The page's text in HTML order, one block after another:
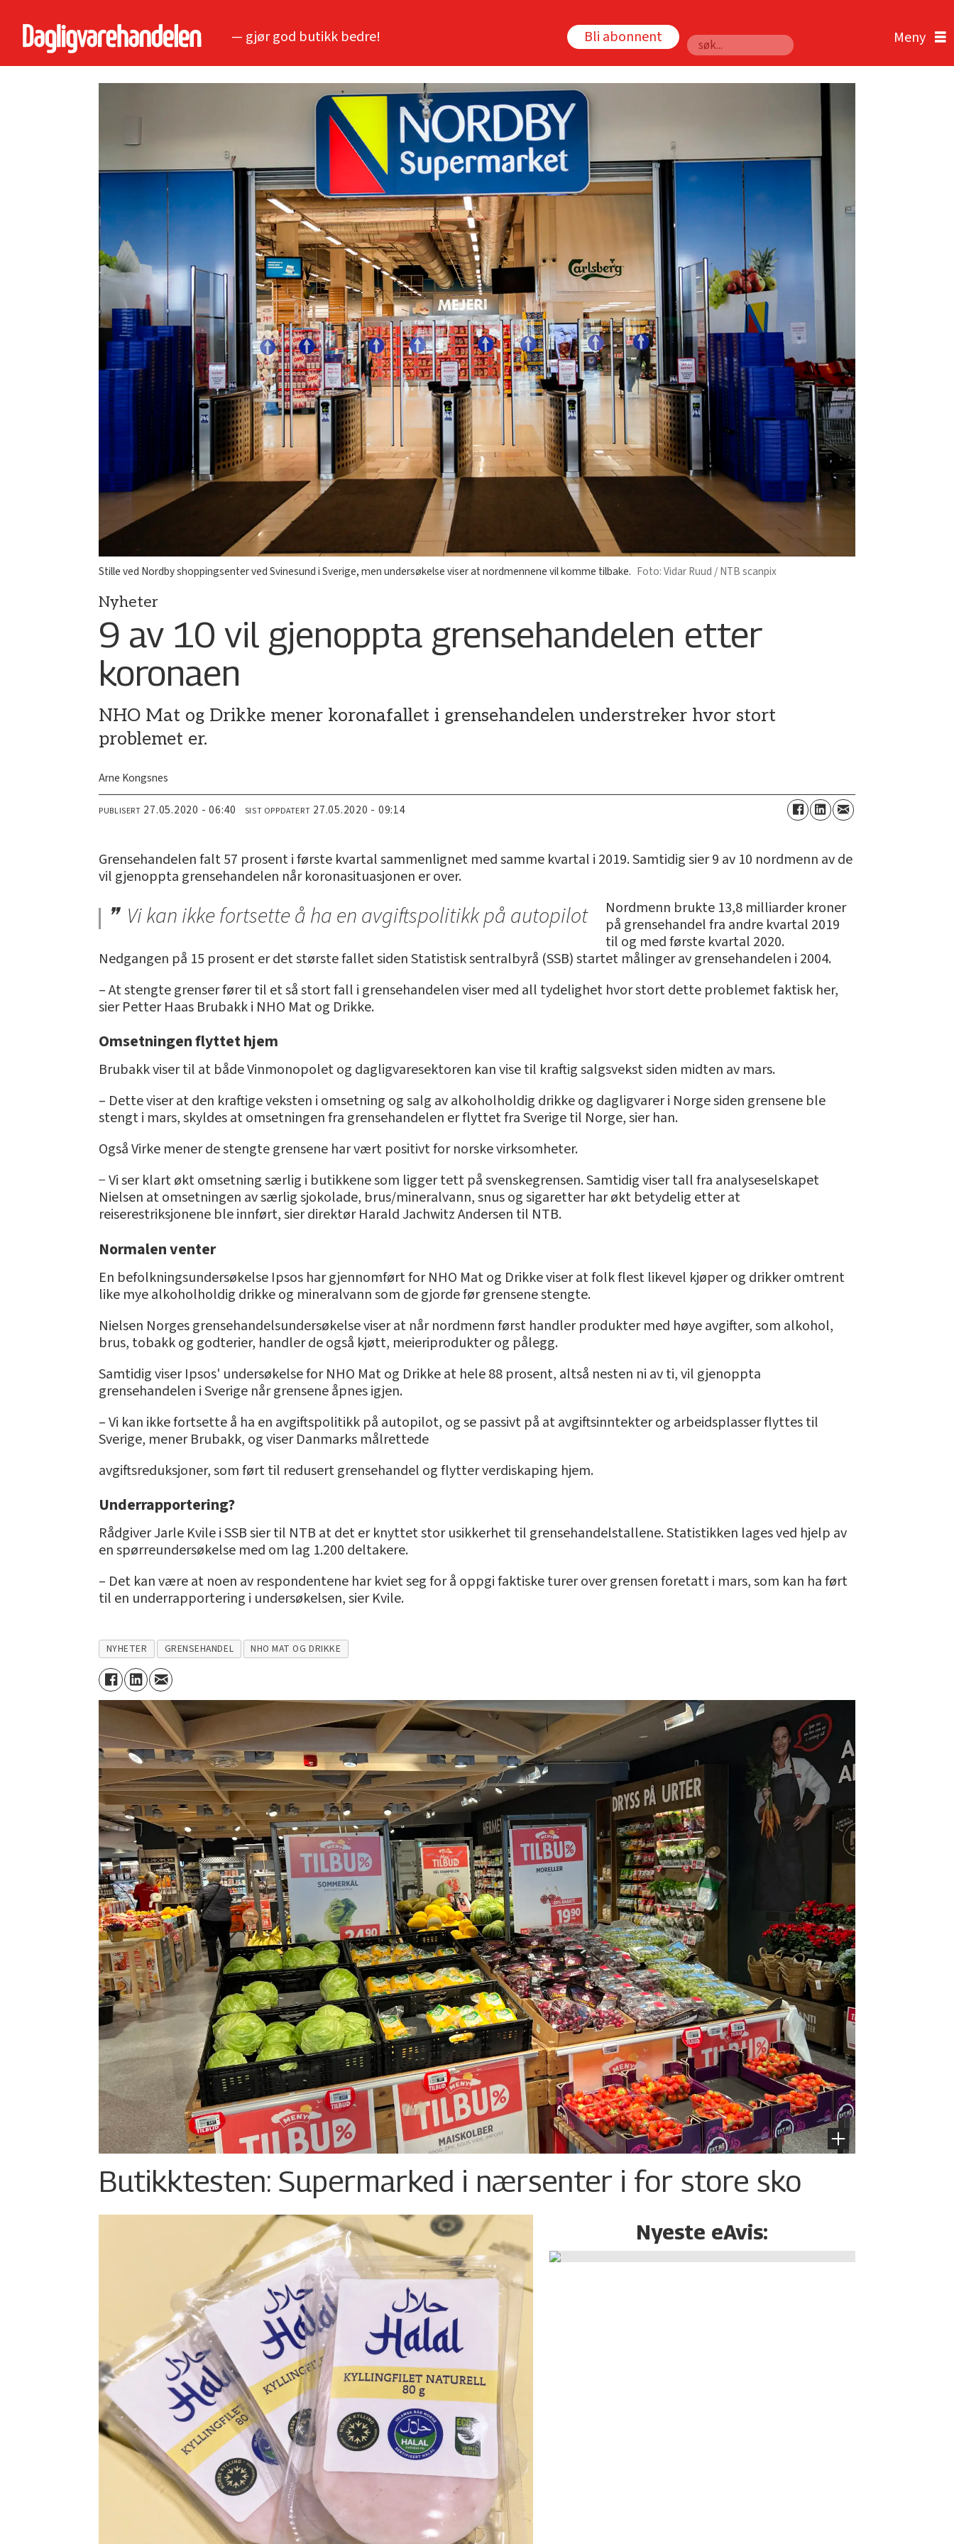
— gjør god butikk bedre! Bli abonnent
Søk
Stille ved Nordby shoppingsenter ved Svinesund i Sverige, men undersøkelse viser at nordmennene vil komme tilbake. Vidar Ruud / NTB scanpix
Nyheter
9 av 10 vil gjenoppta grensehandelen etter
koronaen
NHO Mat og Drikke mener koronafallet i grensehandelen understreker hvor stort
problemet er.
Arne Kongsnes
PUBLISERT 27.05.2020 - 06:40 SIST OPPDATERT 27.05.2020 - 09:14
Grensehandelen falt 57 prosent i første kvartal sammenlignet med samme kvartal i 2019. Samtidig sier 9 av 10 nordmenn av de
vil gjenoppta grensehandelen når koronasituasjonen er over.
Vi kan ikke fortsette å ha en avgiftspolitikk på autopilot
Nordmenn brukte 13,8 milliarder kroner
på grensehandel fra andre kvartal 2019
til og med første kvartal 2020.
Nedgangen på 15 prosent er det største fallet siden Statistisk sentralbyrå (SSB) startet målinger av grensehandelen i 2004.
– At stengte grenser fører til et så stort fall i grensehandelen viser med all tydelighet hvor stort dette problemet faktisk her,
sier Petter Haas Brubakk i NHO Mat og Drikke.
Omsetningen flyttet hjem
Brubakk viser til at både Vinmonopolet og dagligvaresektoren kan vise til kraftig salgsvekst siden midten av mars.
– Dette viser at den kraftige veksten i omsetning og salg av alkoholholdig drikke og dagligvarer i Norge siden grensene ble
stengt i mars, skyldes at omsetningen fra grensehandelen er flyttet fra Sverige til Norge, sier han.
Også Virke mener de stengte grensene har vært positivt for norske virksomheter.
− Vi ser klart økt omsetning særlig i butikkene som ligger tett på svenskegrensen. Samtidig viser tall fra analyseselskapet
Nielsen at omsetningen av særlig sjokolade, brus/mineralvann, snus og sigaretter har økt betydelig etter at
reiserestriksjonene ble innført, sier direktør Harald Jachwitz Andersen til NTB.
Normalen venter
En befolkningsundersøkelse Ipsos har gjennomført for NHO Mat og Drikke viser at folk flest likevel kjøper og drikker omtrent
like mye alkoholholdig drikke og mineralvann som de gjorde før grensene stengte.
Nielsen Norges grensehandelsundersøkelse viser at når nordmenn først handler produkter med høye avgifter, som alkohol,
brus, tobakk og godterier, handler de også kjøtt, meieriprodukter og pålegg.
Samtidig viser Ipsos' undersøkelse for NHO Mat og Drikke at hele 88 prosent, altså nesten ni av ti, vil gjenoppta
grensehandelen i Sverige når grensene åpnes igjen.
– Vi kan ikke fortsette å ha en avgiftspolitikk på autopilot, og se passivt på at avgiftsinntekter og arbeidsplasser flyttes til
Sverige, mener Brubakk, og viser Danmarks målrettede
avgiftsreduksjoner, som ført til redusert grensehandel og flytter verdiskaping hjem.
Underrapportering?
Rådgiver Jarle Kvile i SSB sier til NTB at det er knyttet stor usikkerhet til grensehandelstallene. Statistikken lages ved hjelp av
en spørreundersøkelse med om lag 1.200 deltakere.
– Det kan være at noen av respondentene har kviet seg for å oppgi faktiske turer over grensen foretatt i mars, som kan ha ført
til en underrapportering i undersøkelsen, sier Kvile.
NYHETER GRENSEHANDEL NHO MAT OG DRIKKE
Butikktesten: Supermarked i nærsenter i for store sko
Nyeste eAvis: